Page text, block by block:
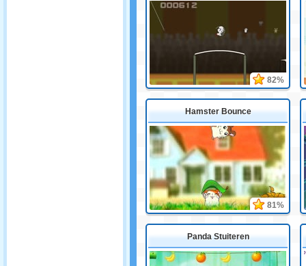
82%
Hamster Bounce
81%
Panda Stuiteren